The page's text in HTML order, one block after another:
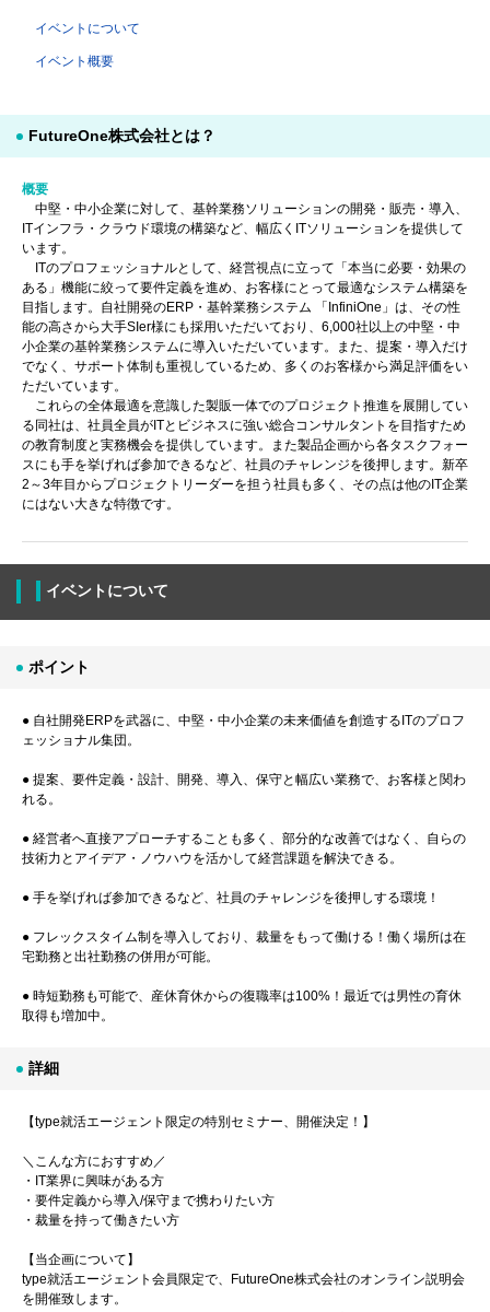
イベントについて
イベント概要
FutureOne株式会社とは？
概要
中堅・中小企業に対して、基幹業務ソリューションの開発・販売・導入、
ITインフラ・クラウド環境の構築など、幅広くITソリューションを提供して
います。
ITのプロフェッショナルとして、経営視点に立って「本当に必要・効果の
ある」機能に絞って要件定義を進め、お客様にとって最適なシステム構築を
目指します。自社開発のERP・基幹業務システム 「InfiniOne」は、その性
能の高さから大手SIer様にも採用いただいており、6,000社以上の中堅・中
小企業の基幹業務システムに導入いただいています。また、提案・導入だけ
でなく、サポート体制も重視しているため、多くのお客様から満足評価をい
ただいています。
これらの全体最適を意識した製販一体でのプロジェクト推進を展開してい
る同社は、社員全員がITとビジネスに強い総合コンサルタントを目指すため
の教育制度と実務機会を提供しています。また製品企画から各タスクフォー
スにも手を挙げれば参加できるなど、社員のチャレンジを後押します。新卒
2～3年目からプロジェクトリーダーを担う社員も多く、その点は他のIT企業
にはない大きな特徴です。
イベントについて
ポイント
● 自社開発ERPを武器に、中堅・中小企業の未来価値を創造するITのプロフ
ェッショナル集団。
● 提案、要件定義・設計、開発、導入、保守と幅広い業務で、お客様と関わ
れる。
● 経営者へ直接アプローチすることも多く、部分的な改善ではなく、自らの
技術力とアイデア・ノウハウを活かして経営課題を解決できる。
● 手を挙げれば参加できるなど、社員のチャレンジを後押しする環境！
● フレックスタイム制を導入しており、裁量をもって働ける！働く場所は在
宅勤務と出社勤務の併用が可能。
● 時短勤務も可能で、産休育休からの復職率は100%！最近では男性の育休
取得も増加中。
詳細
【type就活エージェント限定の特別セミナー、開催決定！】
＼こんな方におすすめ／
・IT業界に興味がある方
・要件定義から導入/保守まで携わりたい方
・裁量を持って働きたい方
【当企画について】
type就活エージェント会員限定で、FutureOne株式会社のオンライン説明会
を開催致します。